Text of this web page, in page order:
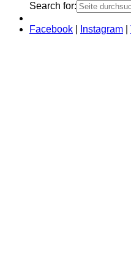
Search for:
Facebook Instagram